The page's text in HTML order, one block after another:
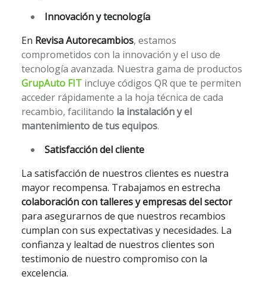
Innovación y tecnología
En Revisa Autorecambios, estamos
comprometidos con la innovación y el uso de
tecnología avanzada. Nuestra gama de productos
GrupAuto FIT incluye códigos QR que te permiten
acceder rápidamente a la hoja técnica de cada
recambio, facilitando la instalación y el
mantenimiento de tus equipos.
Satisfacción del cliente
La satisfacción de nuestros clientes es nuestra
mayor recompensa. Trabajamos en estrecha
colaboración con talleres y empresas del sector
para asegurarnos de que nuestros recambios
cumplan con sus expectativas y necesidades. La
confianza y lealtad de nuestros clientes son
testimonio de nuestro compromiso con la
excelencia.